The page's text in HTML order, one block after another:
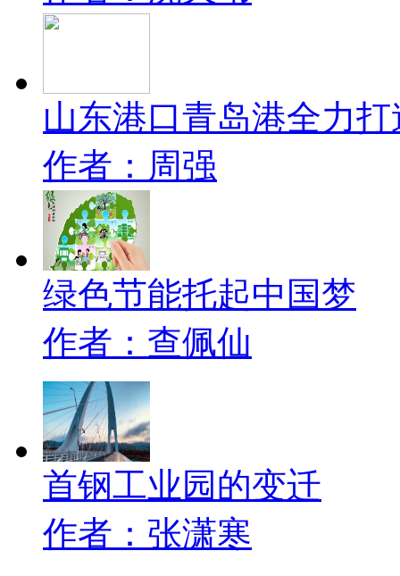
山东港口青岛港全力
作者：周强
绿色节能托起中国梦
作者：查佩仙
首钢工业园的变迁
作者：张潇寒